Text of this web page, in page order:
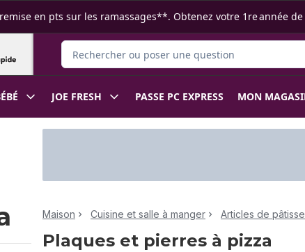
en pts sur les ramassages**. Obtenez votre 1re année de
Rechercher des produits
JOE FRESH PASSE PC EXPRESS MON
Maison Cuisine et salle à manger Articles de
Plaques et pierres à pizza